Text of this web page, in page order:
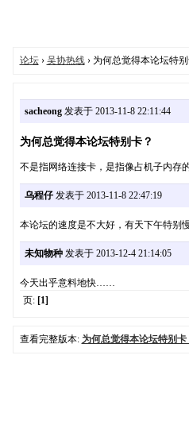
论坛› 吴协热线› 为何总觉得本论坛特别
sacheong发表于 2013-11-8 22:11:44
为何总觉得本论坛特别卡？
不是指网络连接卡，是指像占机子内存
乌程仔发表于 2013-11-8 22:47:19
本论坛的速度是不大好，有天下午特别慢
未知物种发表于 2013-12-4 21:14:05
今天出乎意料地快……
页: [1]
查看完整版本: 为何总觉得本论坛特别卡